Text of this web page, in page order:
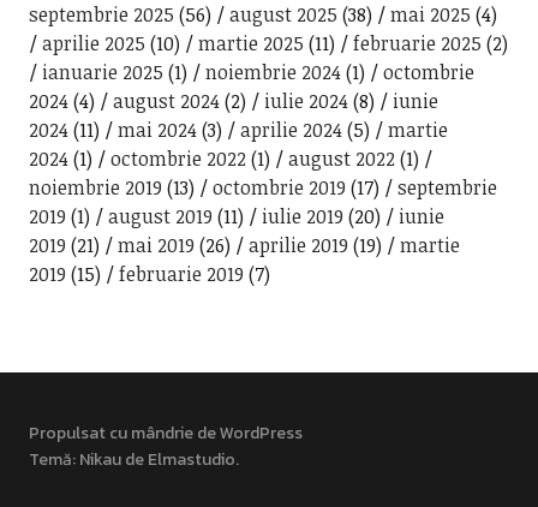
septembrie 2025 (56) august 2025 (38) mai 2025 (4)
aprilie 2025 (10) martie 2025 (11) februarie 2025 (2)
ianuarie 2025 (1) noiembrie 2024(1)
octombrie
2024(4) august 2024(2) iulie 2024(8)
iunie
2024(11) mai 2024(3) aprilie 2024(5)
martie
2024(1) octombrie 2022(1) august 2022(1)
noiembrie 2019 (13) octombrie 2019 (17)
septembrie
2019 (1) august 2019 (11) iulie 2019 (20)
iunie
2019 (21) mai 2019 (26) aprilie 2019 (19)
martie
2019 (15) februarie 2019 (7)
Propulsat cu mândrie de WordPress
Temă: Nikau deElmastudio.